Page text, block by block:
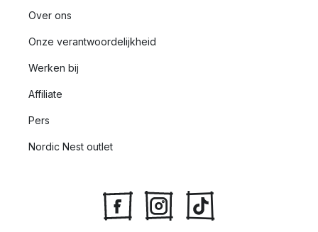
Over ons
Onze verantwoordelijkheid
Werken bij
Affiliate
Pers
Nordic Nest outlet